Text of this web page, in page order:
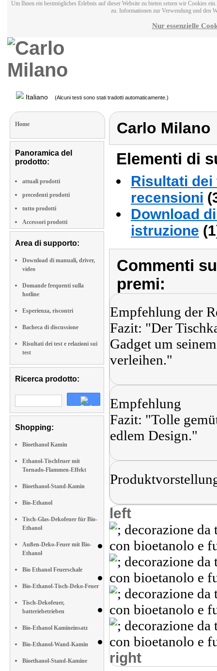
Um Ihnen ein bestmögliches Erlebnis auf dieser Website zu bieten setzen wir Cookies
zu. Informationen zur Verwendung und den
Nur essenzielle
Italiano (Alcuni testi sono stati tradotti automaticamente.)
Home
Panoramica del
prodotto:
attuali prodotti
precedenti prodotti
tutto prodotti
Accessori prodotti
Area di supporto:
Download di manuali, driver,
video
Domande frequenti sulla
hotline
Esperienza, riscontri
Bacheca di discussione
Risultati dei test e relazioni sui
test
Ricerca prodotto:
Shopping:
Bioethanol Kamin
Ethanol-Tischfeuer mit
Tornado-Flammen-Effekt
Bioethanol-Stand-Kamin
Bio-Ethanol
Tisch-Glas-Dekofeuer für Bio-
Ethanol
Außen-Deko-Feuer mit Bio-
Ethanol
Bio Ethanol Feuerschale
Bio-Ethanol-Tisch-Deko-Feuer
Tisch-Dekofeuer,
batteriebetrieben
Bio-Ethanol Kamineinsatz
Bio-Ethanol-Wand-Kamin
Bioethanol-Stand-Kamine
Carlo Milano
Elementi di
Risultati
recensioni
Download
istruzione
Commenti
premi:
Empfehlung der
Fazit: "Der
Gadget um
verleihen."
Empfehlung
Fazit: "Tolle
edlem Design."
left
right